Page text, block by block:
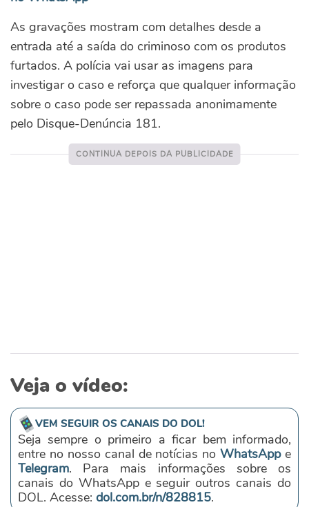
As gravações mostram com detalhes desde a
entrada até a saída do criminoso com os produtos
furtados. A polícia vai usar as imagens para
investigar o caso e reforça que qualquer informação
sobre o caso pode ser repassada anonimamente
pelo Disque-Denúncia 181.
Veja o vídeo:
VEM SEGUIR OS CANAIS DO DOL!
Seja sempre o primeiro a ficar bem informado,
entre no nosso canal de notícias noWhatsAppe
Telegram. Para mais informações sobre os
canais do WhatsApp e seguir outros canais do
DOL. Acesse: dol.com.br/n/828815.